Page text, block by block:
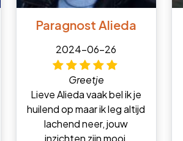
Paragnost Alieda
2024-06-26
Greetje
Lieve Alieda vaak bel ik je
huilend op maar ik leg altijd
lachend neer, jouw
inzichten zijn mooi,